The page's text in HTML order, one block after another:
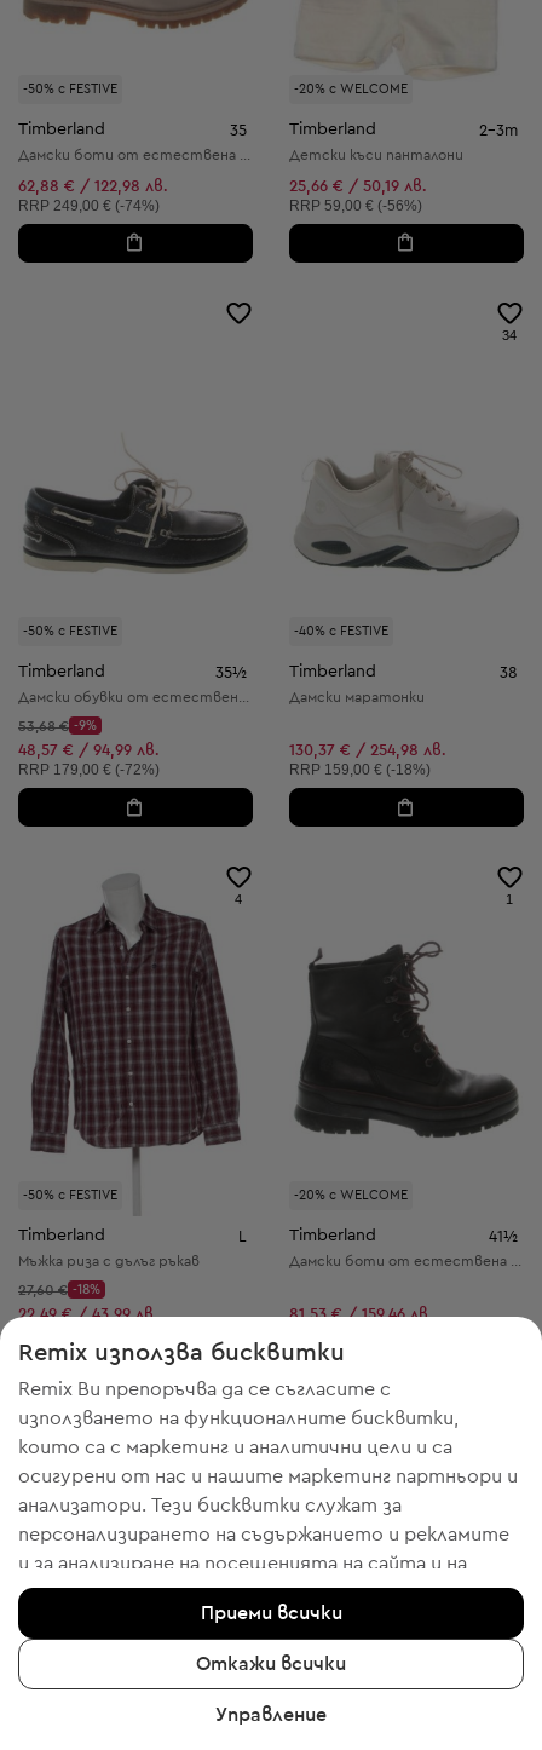
-50% с FESTIVE
Timberland 35
62,88 € / 122,98 лв.
Препоръчителна цена:
RRP 249,00 € (-74%)
-20% с WELCOME
Timberland 2-3m
Детски къси панталони
25,66 € / 50,19 лв.
Препоръчителна цена:
RRP 59,00 € (-56%)
-50% с FESTIVE
Timberland 35½
Начална цена:
53,68 €
Discount Price:
-9%
Намалена цена:
48,57 € / 94,99 лв.
Препоръчителна цена:
RRP 179,00 € (-72%)
-40% с FESTIVE
34
Timberland 38
Дамски маратонки
130,37 € / 254,98 лв.
Препоръчителна цена:
RRP 159,00 € (-18%)
-50% с FESTIVE
4
Timberland L
Мъжка риза с дълъг ръкав
Начална цена:
27,60 €
Discount Price:
-18%
Намалена цена:
22,49 € / 43,99 лв.
-20% с WELCOME
1
Timberland 41½
81,53 € / 159,46 лв.
Remix използва бисквитки
Remix Ви препоръчва да се съгласите с
използването на функционалните бисквитки,
които са с маркетинг и аналитични цели и са
осигурени от нас и нашите маркетинг партньори и
анализатори. Тези бисквитки служат за
персонализирането на съдържанието и рекламите
и за анализиране на посещенията на сайта и на
мобилното приложение - информация, която ни
помага да Ви показваме продукти, които бихте
харесали. Ако сте съгласни, моля потвърдете с
клик върху бутона “Да, съгласен съм“.
За да получите повече информация, моля
Приеми всички
Откажи всички
Управление